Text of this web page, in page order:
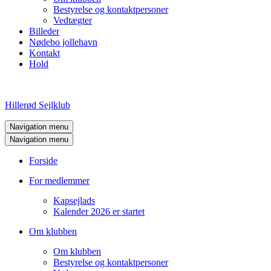
Bestyrelse og kontaktpersoner
Vedtægter
Billeder
Nødebo jollehavn
Kontakt
Hold
Hillerød Sejlklub
Navigation menu
Navigation menu
Forside
For medlemmer
Kapsejlads
Kalender 2026 er startet
Om klubben
Om klubben
Bestyrelse og kontaktpersoner